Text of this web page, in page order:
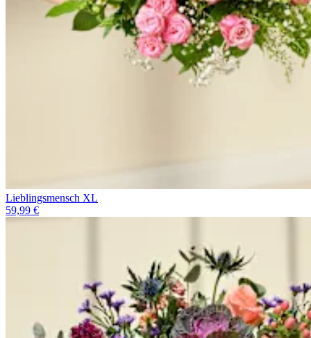
Lieblingsmensch XL
59,99 €